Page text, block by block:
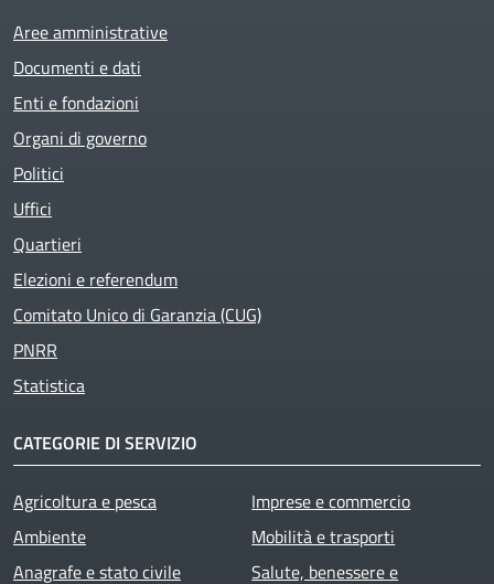
Aree amministrative
Documenti e dati
Enti e fondazioni
Organi di governo
Politici
Uffici
Quartieri
Elezioni e referendum
Comitato Unico di Garanzia (CUG)
PNRR
Statistica
CATEGORIE DI SERVIZIO
Agricoltura e pesca
Ambiente
Anagrafe e stato civile
Imprese e commercio
Mobilità e trasporti
Salute, benessere e